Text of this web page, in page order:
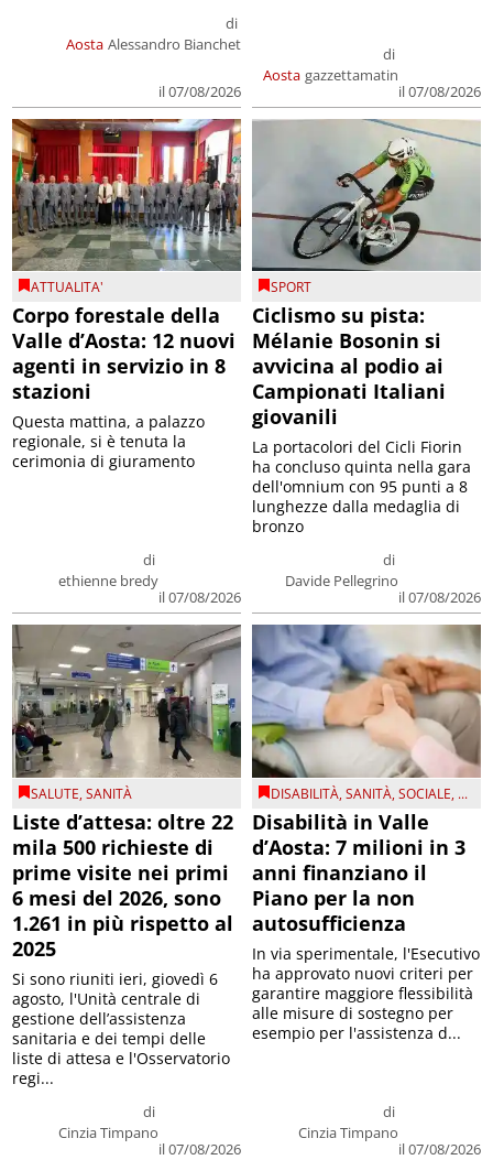
Aosta
di
Alessandro Bianchet
il 07/08/2026
Aosta
di
gazzettamatin
il 07/08/2026
ATTUALITA'
Corpo forestale della
Valle d’Aosta: 12 nuovi
agenti in servizio in 8
stazioni
di
ethienne bredy
il 07/08/2026
Questa mattina, a palazzo
regionale, si è tenuta la
cerimonia di giuramento
SPORT
Ciclismo su pista:
Mélanie Bosonin si
avvicina al podio ai
Campionati Italiani
giovanili
di
Davide Pellegrino
il 07/08/2026
La portacolori del Cicli Fiorin
ha concluso quinta nella gara
dell'omnium con 95 punti a 8
lunghezze dalla medaglia di
bronzo
SALUTE,SANITÀ
Liste d’attesa: oltre 22
mila 500 richieste di
prime visite nei primi
6 mesi del 2026, sono
1.261 in più rispetto al
2025
di
Cinzia Timpano
il 07/08/2026
Si sono riuniti ieri, giovedì 6
agosto, l'Unità centrale di
gestione dell’assistenza
sanitaria e dei tempi delle
liste di attesa e l'Osservatorio
regi...
DISABILITÀ,SANITÀ,SOCIALE, ...
Disabilità in Valle
d’Aosta: 7 milioni in 3
anni finanziano il
Piano per la non
autosufficienza
di
Cinzia Timpano
il 07/08/2026
In via sperimentale, l'Esecutivo
ha approvato nuovi criteri per
garantire maggiore flessibilità
alle misure di sostegno per
esempio per l'assistenza d...